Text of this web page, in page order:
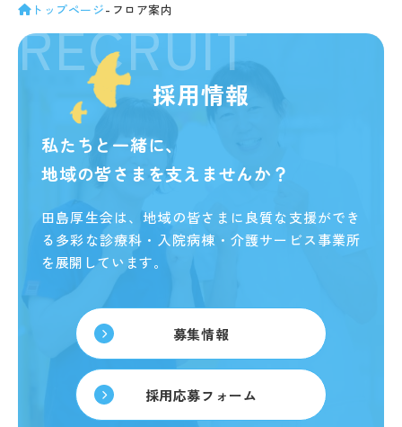
トップページ フロア案内
RECRUIT
採用情報
私たちと一緒に、
地域の皆さまを支えませんか？
田島厚生会は、地域の皆さまに良質な支援ができ
る多彩な診療科・入院病棟・介護サービス事業所
を展開しています。
募集情報
採用応募フォーム